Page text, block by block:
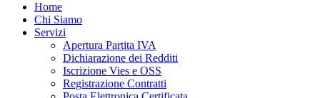
Home
Chi Siamo
Servizi
Apertura Partita IVA
Dichiarazione dei Redditi
Iscrizione Vies e OSS
Registrazione Contratti